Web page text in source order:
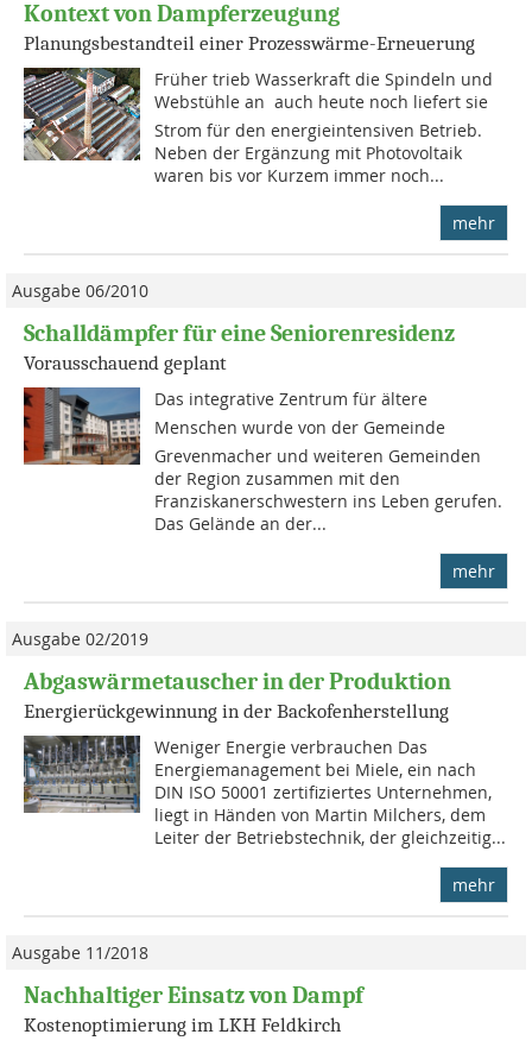
Kontext von Dampferzeugung
Planungsbestandteil einer Prozesswärme-Erneuerung
Früher trieb Wasserkraft die Spindeln und
Webstühle an  auch heute noch liefert sie
Strom für den energieintensiven Betrieb.
Neben der Ergänzung mit Photovoltaik
waren bis vor Kurzem immer noch...
mehr
Ausgabe 06/2010
Schalldämpfer für eine Seniorenresidenz
Vorausschauend geplant
Das integrative Zentrum für ältere
Menschen wurde von der Gemeinde
Grevenmacher und weiteren Gemeinden
der Region zusammen mit den
Franziskanerschwestern ins Leben gerufen.
Das Gelände an der...
mehr
Ausgabe 02/2019
Abgaswärmetauscher in der Produktion
Energierückgewinnung in der Backofenherstellung
Weniger Energie verbrauchen Das
Energiemanagement bei Miele, ein nach
DIN ISO 50001 zertifiziertes Unternehmen,
liegt in Händen von Martin Milchers, dem
Leiter der Betriebstechnik, der gleichzeitig...
mehr
Ausgabe 11/2018
Nachhaltiger Einsatz von Dampf
Kostenoptimierung im LKH Feldkirch